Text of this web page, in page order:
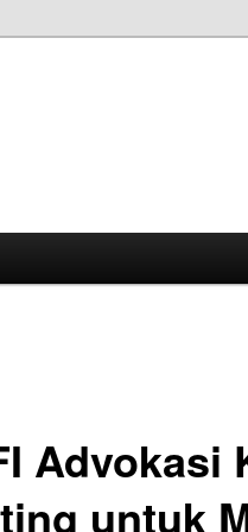
Advokasi
untuk